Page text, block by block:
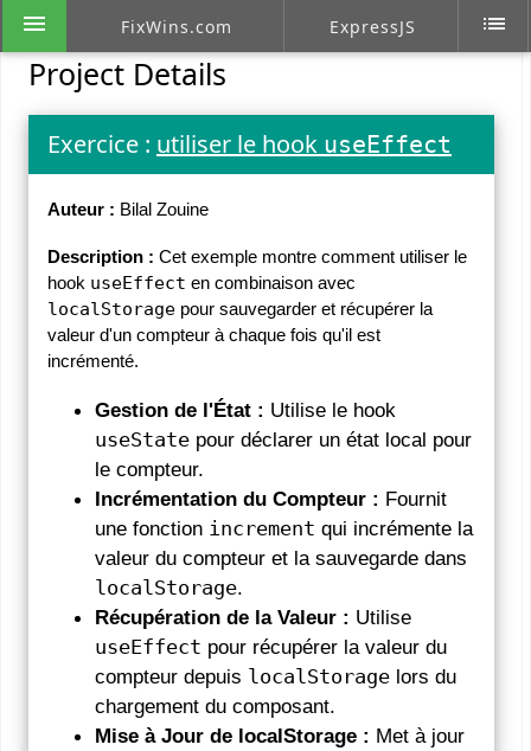
menu FixWins.com ExpressJS list
Project Details
Exercice : utiliser le hook useEffect
Auteur : Bilal Zouine
Description : Cet exemple montre comment utiliser le
hook useEffect en combinaison avec
localStorage pour sauvegarder et récupérer la
valeur d'un compteur à chaque fois qu'il est
incrémenté.
Gestion de l'État : Utilise le hook
useState pour déclarer un état local pour
le compteur.
Incrémentation du Compteur : Fournit
une fonction increment qui incrémente la
valeur du compteur et la sauvegarde dans
localStorage.
Récupération de la Valeur : Utilise
useEffect pour récupérer la valeur du
compteur depuis localStorage lors du
chargement du composant.
Mise à Jour de localStorage : Met à jour